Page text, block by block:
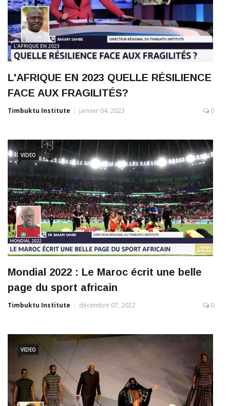
L'AFRIQUE EN 2023 QUELLE RÉSILIENCE
FACE AUX FRAGILITÉS?
Timbuktu Institute janvier 04, 2023 0
VIDEO
Mondial 2022 : Le Maroc écrit une belle
page du sport africain
Timbuktu Institute décembre 07, 2022 0
VIDEO